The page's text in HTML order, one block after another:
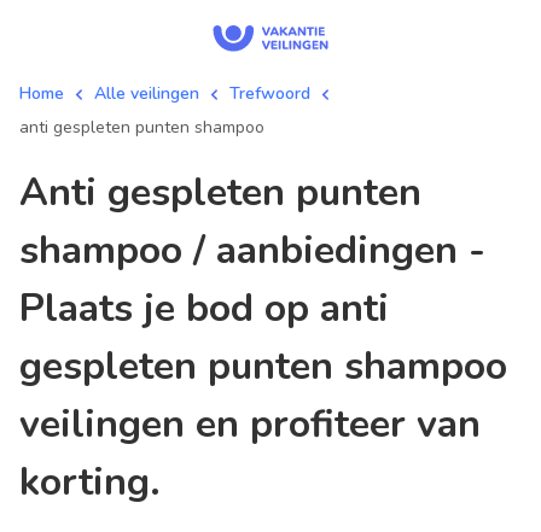
Home Alle veilingen
Trefwoord
anti gespleten punten shampoo
anti gespleten punten
shampoo / aanbiedingen -
Plaats je bod op anti
gespleten punten shampoo
veilingen en profiteer van
korting.